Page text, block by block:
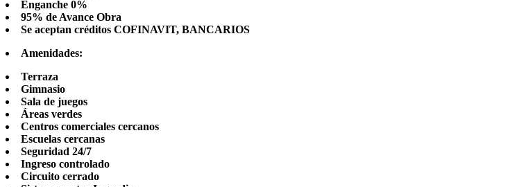
Enganche 0%
95% de Avance Obra
Se aceptan créditos COFINAVIT, BANCARIOS
Amenidades:
Terraza
Gimnasio
Sala de juegos
Áreas verdes
Centros comerciales cercanos
Escuelas cercanas
Seguridad 24/7
Ingreso controlado
Circuito cerrado